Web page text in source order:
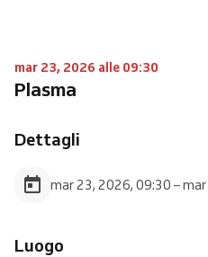
mar 23, 2026 alle 09:30
Plasma
Dettagli
mar 23, 2026, 09:30 –
Luogo